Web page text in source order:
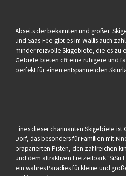
Abseits der bekannten und großen
und Saas-Fee gibt es im Wallis auch
minder reizvolle Skigebiete, die es zu
Gebiete bieten oft eine ruhigere und
perfekt für einen entspannenden
Eines dieser charmanten Skigebiete ist
Dorf, das besonders für Familien mit
präparierten Pisten, den zahlreichen
und dem attraktiven Freizeitpark "SiSu
ein wahres Paradies für kleine und